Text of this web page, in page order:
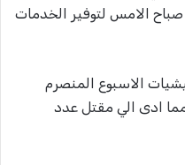
صباح الامس لتوفير الخدمات
الاسبوع المنصرم
ادى الي مقتل عدد